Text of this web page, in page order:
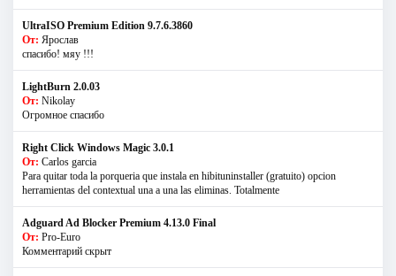
UltraISO Premium Edition 9.7.6.3860
От: Ярослав
спасибо! мяу !!!
LightBurn 2.0.03
От: Nikolay
Огромное спасибо
Right Click Windows Magic 3.0.1
От: Carlos garcia
Para quitar toda la porqueria que instala en hibituninstaller (gratuito) opcion
herramientas del contextual una a una las eliminas. Totalmente
Adguard Ad Blocker Premium 4.13.0 Final
От: Pro-Euro
Комментарий скрыт